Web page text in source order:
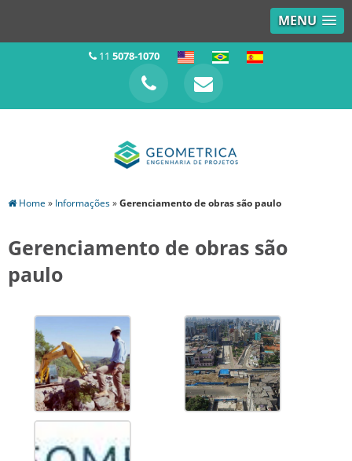
MENU
11 5078-1070
Home » Informações»Gerenciamento de obras são paulo
Gerenciamento de obras são
paulo